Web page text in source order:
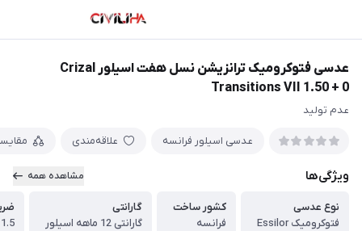
عدسی فتوکرومیک ترانزیشن نسل هفت اسیلور Crizal
Transitions VII 1.50 + 0
عدم تولید
عدسی اسیلور فرانسه علاقه‌مندی
ویژگی‌ها مشاهده همه
نوع عدسی
فتوکرومیک Essilor
کشور ساخت
فرانسه
گارانتی
گارانتی 12 ماهه اسیلور
1.5